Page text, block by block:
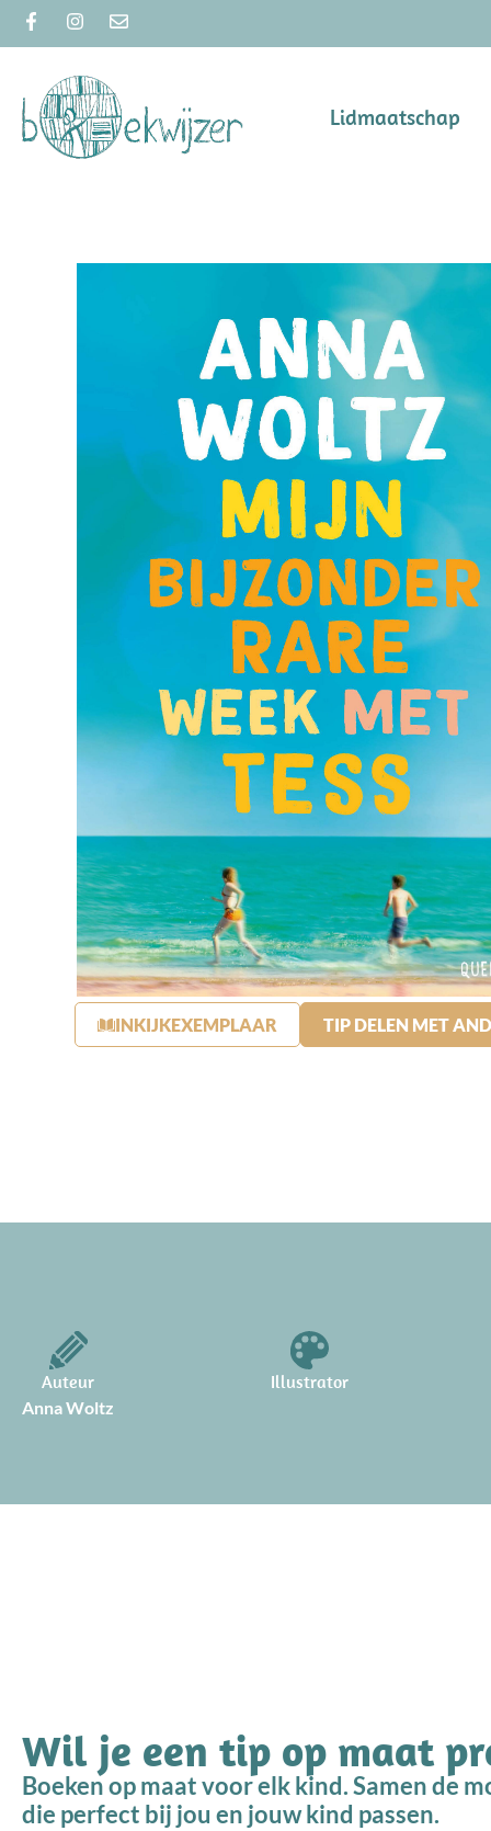
Lidmaatschap
INKIJKEXEMPLAAR TIP DELEN MET
Auteur
Anna Woltz
Illustrator
Wil je een tip op maat
Boeken op maat voor elk kind. Samen de
die perfect bij jou en jouw kind passen.